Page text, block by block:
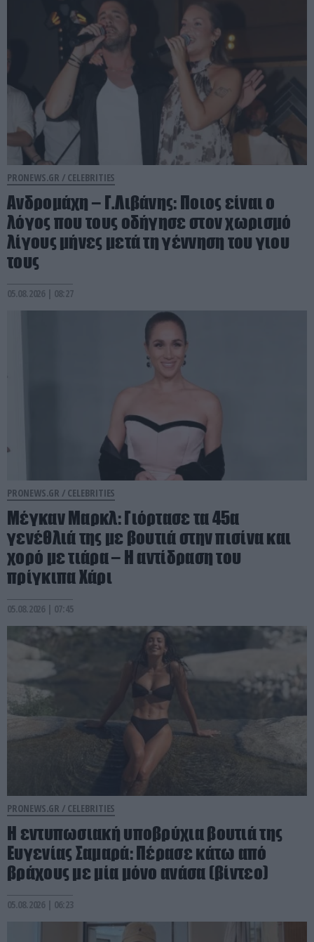
PRONEWS.GR / CELEBRITIES
Ανδρομάχη – Γ.Λιβάνης: Ποιος είναι ο
λόγος που τους οδήγησε στον χωρισμό
λίγους μήνες μετά τη γέννηση του γιου
τους
05.08.2026 | 08:27
PRONEWS.GR / CELEBRITIES
Μέγκαν Μαρκλ: Γιόρτασε τα 45α
γενέθλιά της με βουτιά στην πισίνα και
χορό με τιάρα – Η αντίδραση του
πρίγκιπα Χάρι
05.08.2026 | 07:45
PRONEWS.GR / CELEBRITIES
Η εντυπωσιακή υποβρύχια βουτιά της
Ευγενίας Σαμαρά: Πέρασε κάτω από
βράχους με μία μόνο ανάσα (βίντεο)
05.08.2026 | 06:23